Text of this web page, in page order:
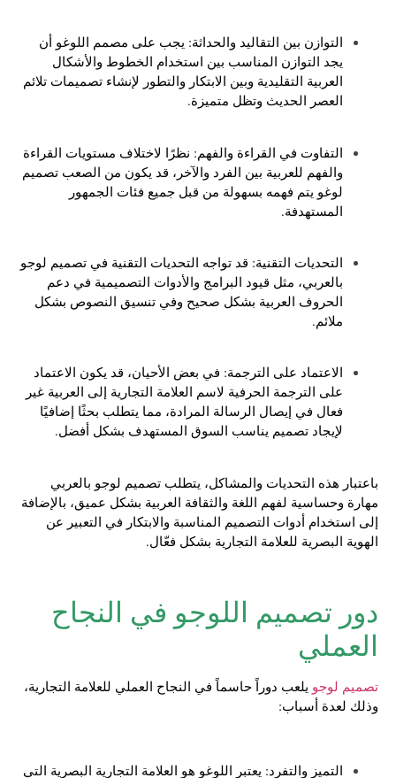
التوازن بين التقاليد والحداثة: يجب على مصمم اللوغو أن
يجد التوازن المناسب بين استخدام الخطوط والأشكال
العربية التقليدية وبين الابتكار والتطور لإنشاء تصميمات تلائم
العصر الحديث وتظل متميزة.
التفاوت في القراءة والفهم: نظرًا لاختلاف مستويات القراءة
والفهم للعربية بين الفرد والآخر، قد يكون من الصعب تصميم
لوغو يتم فهمه بسهولة من قبل جميع فئات الجمهور
المستهدفة.
التحديات التقنية: قد تواجه التحديات التقنية في تصميم لوجو
بالعربي، مثل قيود البرامج والأدوات التصميمية في دعم
الحروف العربية بشكل صحيح وفي تنسيق النصوص بشكل
ملائم.
الاعتماد على الترجمة: في بعض الأحيان، قد يكون الاعتماد
على الترجمة الحرفية لاسم العلامة التجارية إلى العربية غير
فعال في إيصال الرسالة المرادة، مما يتطلب بحثًا إضافيًا
لإيجاد تصميم يناسب السوق المستهدف بشكل أفضل.
باعتبار هذه التحديات والمشاكل، يتطلب تصميم لوجو بالعربي
مهارة وحساسية لفهم اللغة والثقافة العربية بشكل عميق، بالإضافة
إلى استخدام أدوات التصميم المناسبة والابتكار في التعبير عن
الهوية البصرية للعلامة التجارية بشكل فعّال.
دور تصميم اللوجو في النجاح
العملي
تصميم لوجو يلعب دوراً حاسماً في النجاح العملي للعلامة التجارية،
وذلك لعدة أسباب:
التميز والتفرد: يعتبر اللوغو هو العلامة التجارية البصرية التي